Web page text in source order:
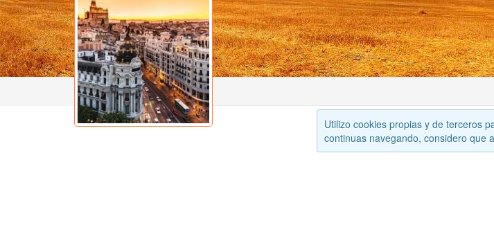
Utilizo cookies propias y de terceros
continuas navegando, considero que